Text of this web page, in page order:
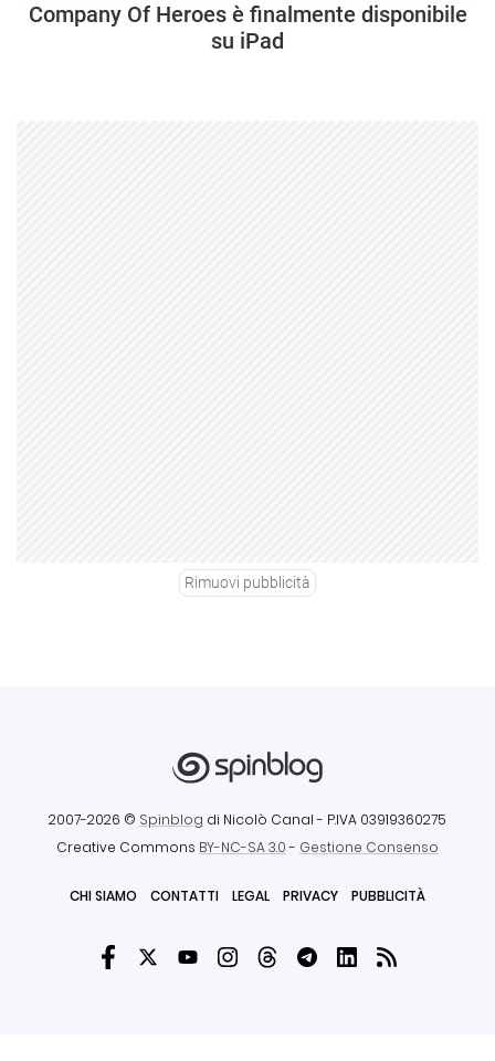
Company Of Heroes è finalmente disponibile
su iPad
Rimuovi pubblicità
2007-2026 © Spinblog di Nicolò Canal - P.IVA 03919360275
Creative Commons BY-NC-SA 3.0- Gestione Consenso
CHI SIAMO CONTATTI LEGAL PRIVACY PUBBLICITÀ